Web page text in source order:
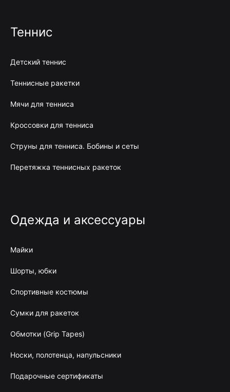
Теннис
Детский теннис
Теннисные ракетки
Мячи для тенниса
Кроссовки для тенниса
Струны для тенниса. Бобины и сеты
Перетяжка теннисных ракеток
Одежда и аксессуары
Майки
Шорты, юбки
Спортивные костюмы
Сумки для ракеток
Обмотки (Grip Tapes)
Носки, полотенца, напульсники
Подарочные сертификаты